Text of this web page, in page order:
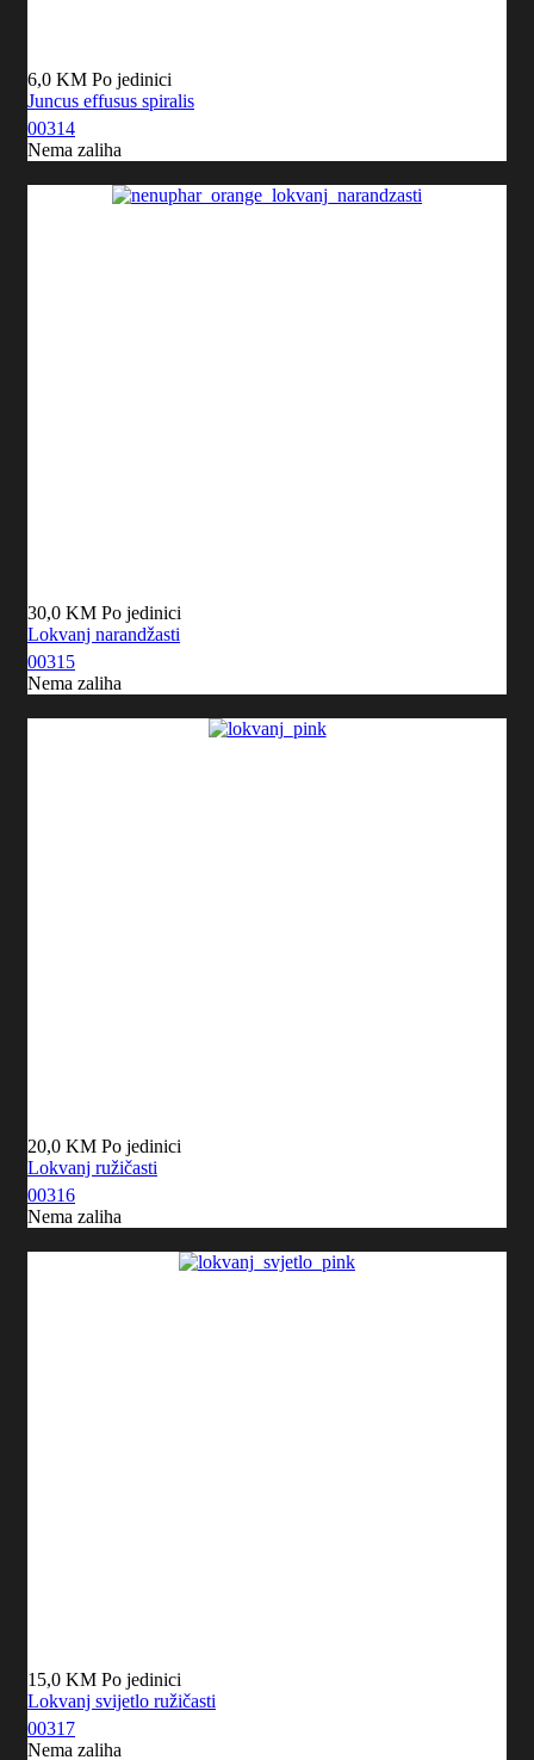
6,0 KM Po jedinici
Juncus effusus spiralis
00314
Nema zaliha
30,0 KM Po jedinici
Lokvanj narandžasti
00315
Nema zaliha
20,0 KM Po jedinici
Lokvanj ružičasti
00316
Nema zaliha
15,0 KM Po jedinici
Lokvanj svijetlo ružičasti
00317
Nema zaliha